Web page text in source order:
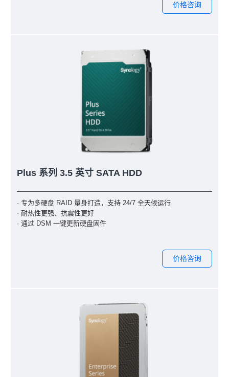
价格咨询
Plus 系列 3.5 英寸 SATA HDD
· 专为多硬盘 RAID 量身打造，支持 24/7 全天候运行
· 耐热性更强、抗震性更好
· 通过 DSM 一键更新硬盘固件
价格咨询